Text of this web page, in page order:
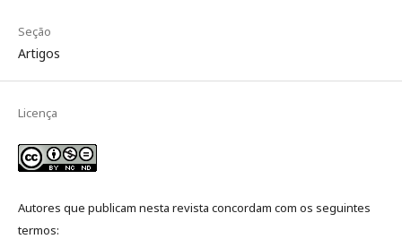
Seção
Artigos
Licença
Autores que publicam nesta revista concordam com os seguintes
termos: